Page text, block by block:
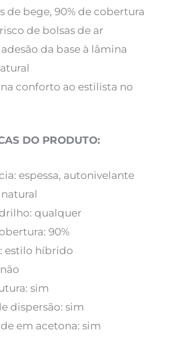
de bege, 90% de cobertura
de bolsas de ar
da base à lâmina
conforto ao estilista no
DO PRODUTO:
espessa, autonivelante
qualquer
90%
estilo híbrido
sim
dispersão: sim
em acetona: sim